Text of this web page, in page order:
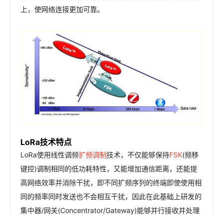
上，使网络连接更加可靠。
LoRa技术特点
LoRa使用线性调频扩频调制技术，不仅能够保持FSK(频移
键控)调制相同的低功耗特性，又能增加通信距离，还能提
高网络效率并消除干扰，即不同扩频序列的终端即使使用相
同的频率同时发送也不会相互干扰，因此在此基础上研发的
集中器/网关(Concentrator/Gateway)能够并行接收并处理